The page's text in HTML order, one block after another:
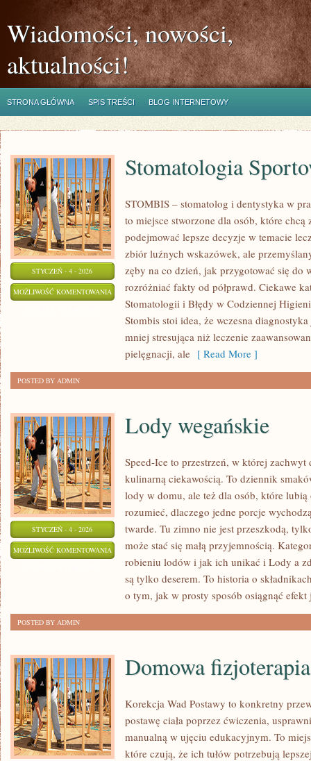
Wiadomości, nowości,
aktualności!
STRONA GŁÓWNA SPIS TREŚCI BLOG INTERNETOWY
STYCZEŃ - 4 - 2026
MOŻLIWOŚĆ KOMENTOWANIA STOMATOLOGIA
SPORTOWA
Stomatologia
STOMBIS – stomatolog i dentystyka w
to miejsce stworzone dla osób, które
podejmować lepsze decyzje w temacie
zbiór luźnych wskazówek, ale
zęby na co dzień, jak przygotować się do
rozróżniać fakty od półprawd. Ciekawe
Stomatologii i Błędy w Codziennej
Stombis stoi idea, że wczesna
mniej stresująca niż leczenie
pielęgnacji, ale [ Read More ]
POSTED BY ADMIN
STYCZEŃ - 4 - 2026
MOŻLIWOŚĆ KOMENTOWANIA LODY
WEGAŃSKIE
Lody wegańskie
Speed-Ice to przestrzeń, w której
kulinarną ciekawością. To dziennik
lody w domu, ale też dla osób, które
rozumieć, dlaczego jedne porcje
twarde. Tu zimno nie jest przeszkodą,
może stać się małą przyjemnością.
robieniu lodów i jak ich unikać i Lody a
są tylko deserem. To historia o
o tym, jak w prosty sposób osiągnąć efekt
POSTED BY ADMIN
Domowa
Korekcja Wad Postawy to konkretny
postawę ciała poprzez ćwiczenia,
manualną w ujęciu edukacyjnym. To
które czują, że ich tułów potrzebują